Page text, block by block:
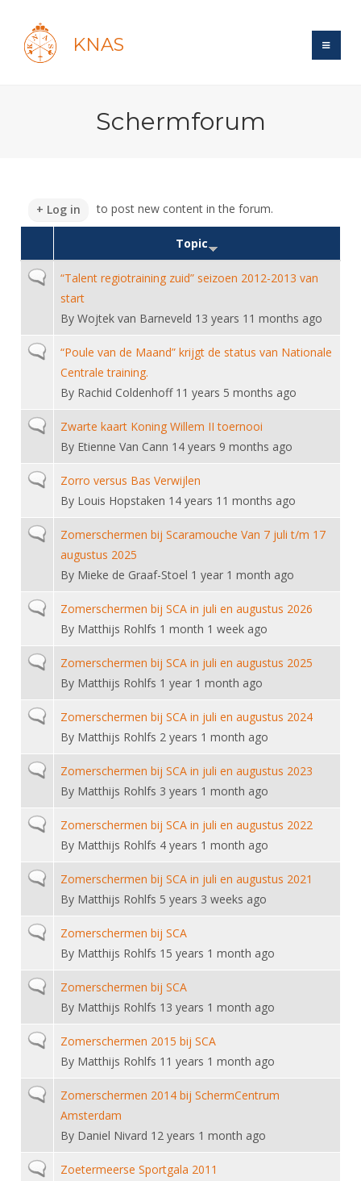
KNAS
Maandelijks archief
Evenement
Website
Gebruiksvoorwaarden
Handleiding
Historie
Lidmaatschap
Reglementen
Ledencijfers
Sponsors en Partners
Organisatie
Commissies
Ereleden
Leden van Verdiensten
Vacatures
Bondsbureau
Contact
Medewerkers
Samenwerking
Formulieren
Alle Verenigingen
Nieuws
Verenigingsondersteuning
Witte Vlekkenplan
Oprichting Vereniging
Overschrijven leden
Introductie
Veteranen
Lichtzwaardschermen
Wedstrijdsport
Inschrijven
Reglementen
Materiaal
Schermpaspoort
Rolstoelschermen
Wedstrijdkalender
KNAS Keurmerk
JPT
Veteranenwedstrijden
Wedstrijdorganisatie
Nieuws
Aanvragen van scheidsrechters
Scheidsrechterslijst
Import inschrijvingen uit Nahouw
Verwerk wedstrijduitslagen
NK organiseren
Promotie en logo
Geschiedenis van het schermen
Nieuws
NK's
Oranje
DBT
SBT
Talentontwikkeling
Atletencommissie
Internationale Titeltoernooien
Internationale aanmeldingen
Informatie
Voor de jeugd
Spreekbeurtpakket
Ouders en vereniging
Jeugdkampen
Brassardsysteem
Voor coaches en leraren
Nieuws
Nationale opleidingen
Internationale opleidingen
Opleidingen
Voor scheidsrechters
Nieuws
Scheidsrechterslijst
Scheidsrechter Documentatie
Opleidingen
Tuchtzaken
Archief
Infotheek
Bibliotheek
Touché
Forums
Schermforum
Nieuws
Zoek Vereniging
Contact
NK organiseren
Schermforum
Log in to post new content in the forum.
Topic
Normal topic“Talent regiotraining zuid” seizoen 2012-2013 van
start
By Wojtek van Barneveld 13 years 11 months ago
Normal topic“Poule van de Maand” krijgt de status van Nationale
Centrale training.
By Rachid Coldenhoff11 years 5 months ago
Normal topicZwarte kaart Koning Willem II toernooi
By Etienne Van Cann 14 years 9 months ago
Normal topicZorro versus Bas Verwijlen
By Louis Hopstaken 14 years 11 months ago
Normal topicZomerschermen bij Scaramouche Van 7 juli t/m 17
augustus 2025
By Mieke de Graaf-Stoel 1 year 1 month ago
Normal topicZomerschermen bij SCA in juli en augustus 2026
By Matthijs Rohlfs 1 month 1 week ago
Normal topicZomerschermen bij SCA in juli en augustus 2025
By Matthijs Rohlfs 1 year 1 month ago
Normal topicZomerschermen bij SCA in juli en augustus 2024
By Matthijs Rohlfs 2 years 1 month ago
Normal topicZomerschermen bij SCA in juli en augustus 2023
By Matthijs Rohlfs 3 years 1 month ago
Normal topicZomerschermen bij SCA in juli en augustus 2022
By Matthijs Rohlfs 4 years 1 month ago
Normal topicZomerschermen bij SCA in juli en augustus 2021
By Matthijs Rohlfs 5 years 3 weeks ago
Normal topicZomerschermen bij SCA
By Matthijs Rohlfs 15 years 1 month ago
Normal topicZomerschermen bij SCA
By Matthijs Rohlfs 13 years 1 month ago
Normal topicZomerschermen 2015 bij SCA
By Matthijs Rohlfs 11 years 1 month ago
Normal topicZomerschermen 2014 bij SchermCentrum
Amsterdam
By Daniel Nivard 12 years 1 month ago
Normal topicZoetermeerse Sportgala 2011